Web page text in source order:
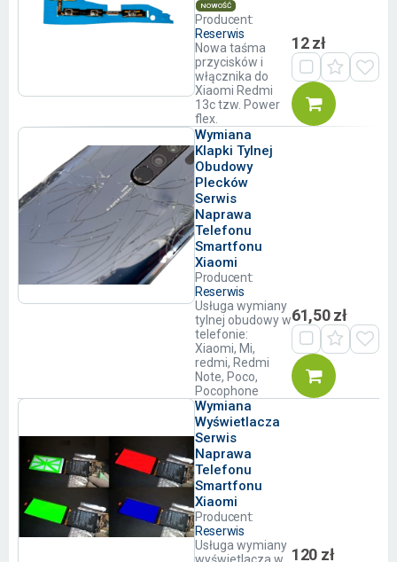
NOWOŚĆ
Producent:
Reserwis
Nowa taśma
przycisków i
włącznika do
Xiaomi Redmi
13c tzw. Power
flex.
12 zł
Wymiana
Klapki Tylnej
Obudowy
Plecków
Serwis
Naprawa
Telefonu
Smartfonu
Xiaomi
Producent:
Reserwis
Usługa wymiany
tylnej obudowy w
telefonie:
Xiaomi, Mi,
redmi, Redmi
Note, Poco,
Pocophone
61,50 zł
Wymiana
Wyświetlacza
Serwis
Naprawa
Telefonu
Smartfonu
Xiaomi
Producent:
Reserwis
Usługa wymiany 120 zł